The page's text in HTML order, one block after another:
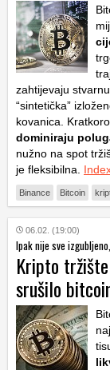
zahtijevaju
“sintetička”
kovanica.
dominiraju
nužno na spot
je fleksibilna.
Binance Bitcoin
06.02. (19:00)
Ipak nije sve
Kripto
srušilo